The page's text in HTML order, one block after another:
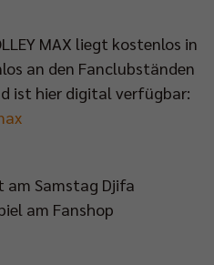
MAX liegt kostenlos in
an den Fanclubständen
ist hier digital verfügbar:
Samstag Djifa
am Fanshop